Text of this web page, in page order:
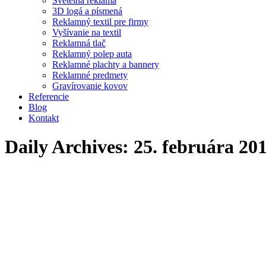
3D logá a písmená
Reklamný textil pre firmy
Vyšívanie na textil
Reklamná tlač
Reklamný polep auta
Reklamné plachty a bannery
Reklamné predmety
Gravírovanie kovov
Referencie
Blog
Kontakt
Daily Archives: 25. februára